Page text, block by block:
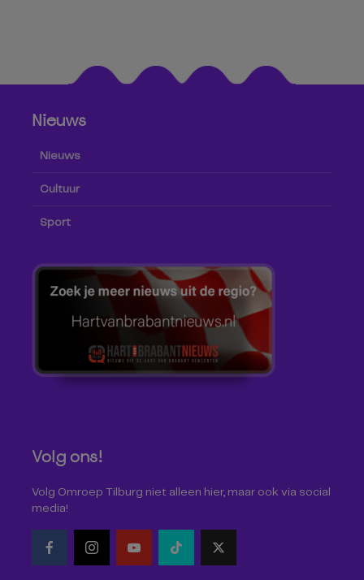
Nieuws
Nieuws
Cultuur
Sport
Volg ons!
Volg Omroep Tilburg niet alleen hier, maar ook via social
media!